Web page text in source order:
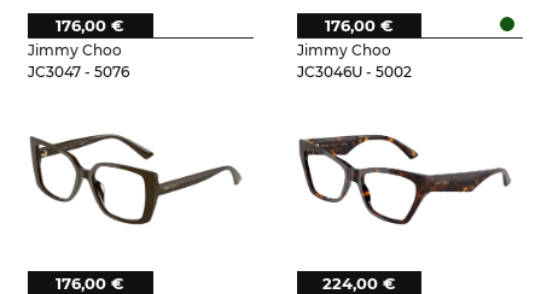
Jimmy Choo
JC3047 - 5076
176,00 €
Jimmy Choo
JC3046U - 5002
176,00 €
176,00 € 224,00 €